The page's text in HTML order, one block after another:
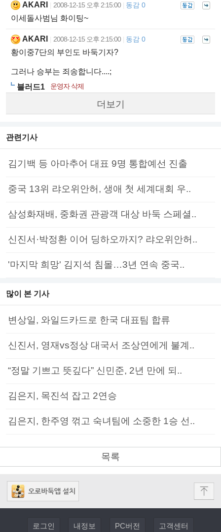
AKARI 2008-12-15 오후 2:15:00 동감 0
이세돌사범님 화이팅~
AKARI 2008-12-15 오후 2:15:00 동감 0
황이중7단의 부인도 바둑기자?
그러나 승부는 죄송합니다....;
블러드1
운영자 삭제
더보기
관련기사
김기백 등 아마추어 대표 9명 통합예선 진출
중국 13위 랴오위안허, 생애 첫 세계대회 우..
삼성화재배, 중화권 관광객 대상 바둑 스페셜..
신진서·박정환 이어 딩하오까지? 랴오위안허..
'마지막 희망' 김지석 침몰…3년 연속 중국..
많이 본 기사
변상일, 와일드카드로 한국 대표팀 합류
신진서, 영재vs정상 대국서 조상연에게 불계..
“정말 기쁘고 뜻깊다” 신민준, 2년 만에 되..
김은지, 목진석 잡고 2연승
김은지, 한주영 꺾고 숙녀팀에 소중한 1승 선..
목록
로그인 내정보 PC버전 고객센터